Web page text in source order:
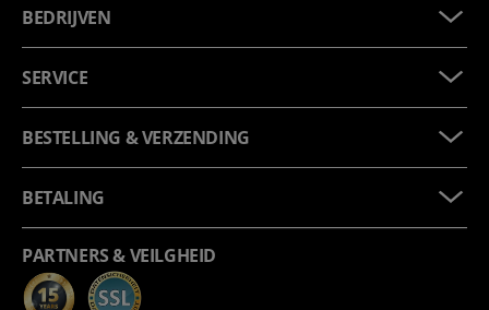
BEDRIJVEN
SERVICE
BESTELLING & VERZENDING
BETALING
PARTNERS & VEILGHEID